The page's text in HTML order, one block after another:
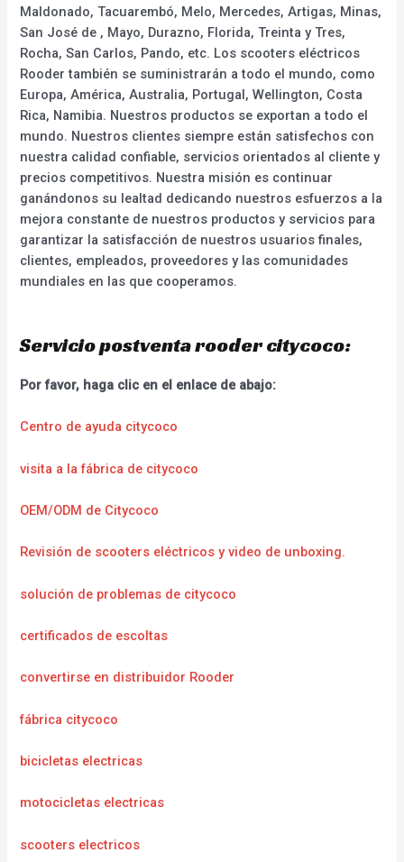
Maldonado, Tacuarembó, Melo, Mercedes, Artigas, Minas,
San José de , Mayo, Durazno, Florida, Treinta y Tres,
Rocha, San Carlos, Pando, etc. Los scooters eléctricos
Rooder también se suministrarán a todo el mundo, como
Europa, América, Australia, Portugal, Wellington, Costa
Rica, Namibia. Nuestros productos se exportan a todo el
mundo. Nuestros clientes siempre están satisfechos con
nuestra calidad confiable, servicios orientados al cliente y
precios competitivos. Nuestra misión es continuar
ganándonos su lealtad dedicando nuestros esfuerzos a la
mejora constante de nuestros productos y servicios para
garantizar la satisfacción de nuestros usuarios finales,
clientes, empleados, proveedores y las comunidades
mundiales en las que cooperamos.
Servicio postventa rooder citycoco:
Por favor, haga clic en el enlace de abajo:
Centro de ayuda citycoco
visita a la fábrica de citycoco
OEM/ODM de Citycoco
Revisión de scooters eléctricos y video de unboxing.
solución de problemas de citycoco
certificados de escoltas
convertirse en distribuidor Rooder
fábrica citycoco
bicicletas electricas
motocicletas electricas
scooters electricos